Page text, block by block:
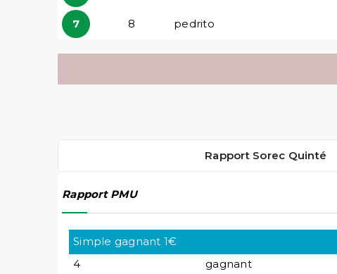
7 8 pedrito
Rapport Sorec Quinté
Rapport PMU
Simple gagnant 1€
4
gagnant